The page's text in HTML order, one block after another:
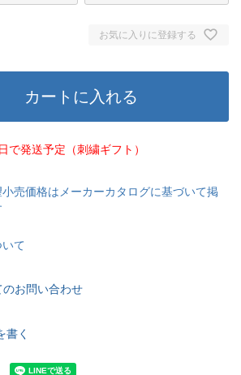
お気に入りに登録する
カートに入れる
で発送予定（刺繍ギフト）
小売価格はメーカーカタログに基づいて掲
て
お問い合わせ
書く